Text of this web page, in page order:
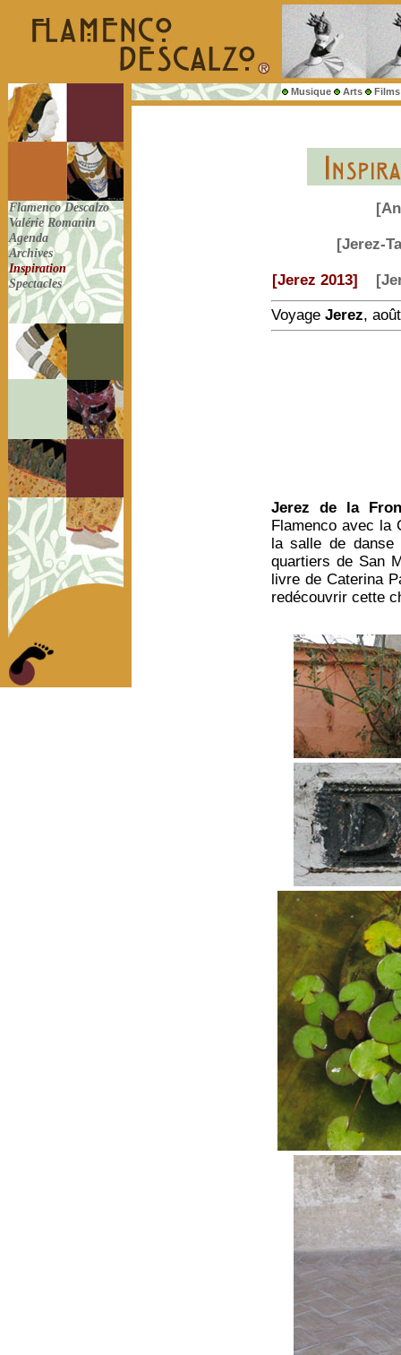
Musique Arts Films
Flamenco Descalzo
Valérie Romanin
Agenda
Archives
Inspiration
Spectacles
[Jerez-
[Jerez 2013]
Voyage Jerez,
Jerez de la
Flamenco avec la
la salle de danse
quartiers de San
livre de Caterina
redécouvrir cette